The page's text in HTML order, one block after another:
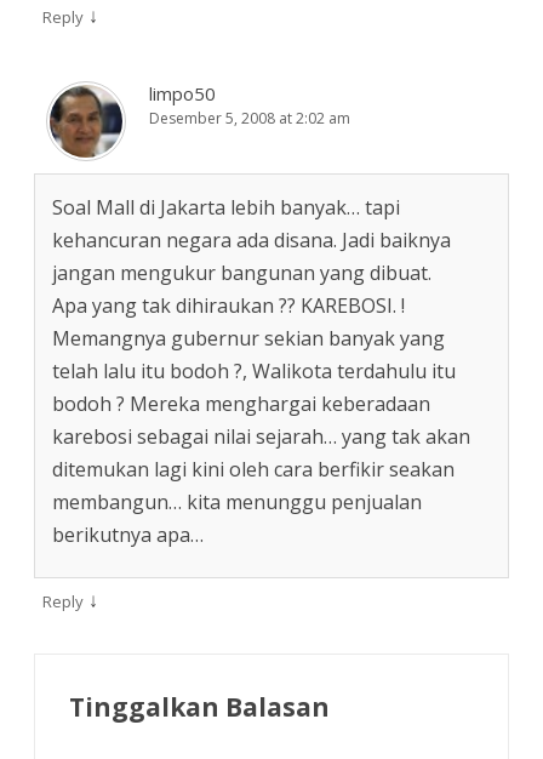
Reply ↓
limpo50
Desember 5, 2008 at 2:02 am
Soal Mall di Jakarta lebih banyak… tapi
kehancuran negara ada disana. Jadi baiknya
jangan mengukur bangunan yang dibuat.
Apa yang tak dihiraukan ?? KAREBOSI. !
Memangnya gubernur sekian banyak yang
telah lalu itu bodoh ?, Walikota terdahulu itu
bodoh ? Mereka menghargai keberadaan
karebosi sebagai nilai sejarah… yang tak akan
ditemukan lagi kini oleh cara berfikir seakan
membangun… kita menunggu penjualan
berikutnya apa…
Reply ↓
Tinggalkan Balasan